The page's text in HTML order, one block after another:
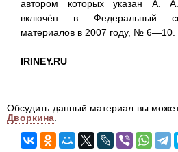
автором которых указан А.
включён в Федеральный
материалов в 2007 году, № 6—10.
IRINEY.RU
Обсудить данный материал вы
Дворкина